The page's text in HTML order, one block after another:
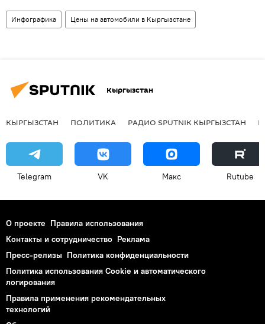
Инфографика Цены на автомобили в Кыргызстане
Кыргызстан
КЫРГЫЗСТАН ПОЛИТИКА РАДИО SPUTNIK КЫРГЫЗСТАН
Telegram VK Макс Rutube
О проекте Правила использования
Контакты и сотрудничество Реклама
Пресс-релизы Политика конфиденциальности
Политика использования Cookie и автоматического
логирования
Правила применения рекомендательных
технологий